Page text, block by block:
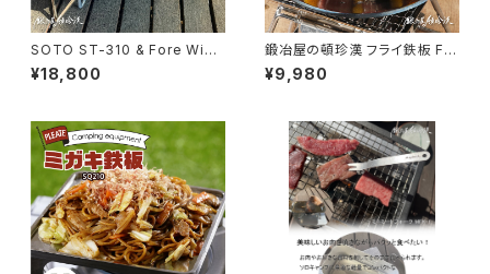
SOTO ST-310 & Fore Wind
s Micro Camp Stove FW-M
S01専用 チタン遮熱板テーブル
¥18,800
鍛冶屋の頓珍漢 フライ鉄板 F2
20S 4.5mm厚 直径22cm 焼き
面19cm 焼き入れあり フライパ
¥9,980